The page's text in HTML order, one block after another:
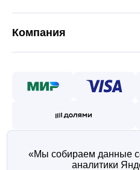
Компания
©2026 — Таврос интернет
«Мы собираем данные
аналитики